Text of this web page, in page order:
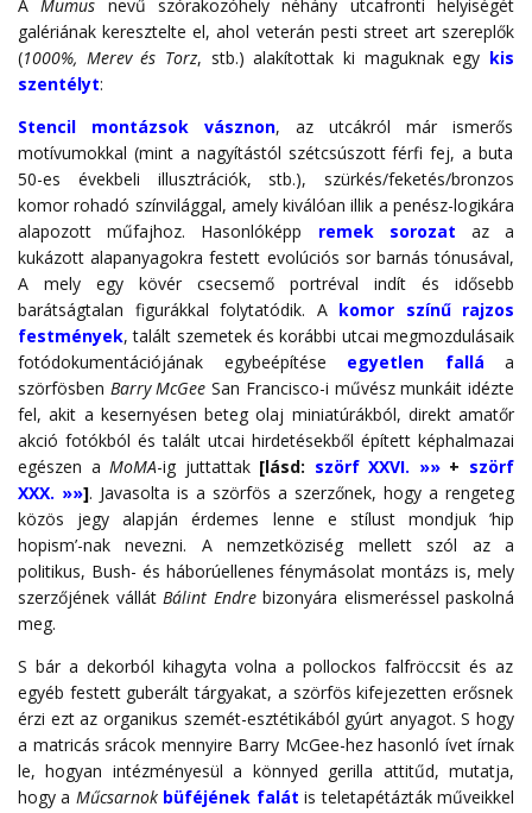
AMumus nevű szórakozóhely néhány utcafronti helyiségét
galériának keresztelte el, ahol veterán pesti street art szereplők
(1000%, Merev és Torz, stb.) alakítottak ki maguknak egy kis
szentélyt:
Stencil montázsok vásznon, az utcákról már ismerős
motívumokkal (mint a nagyítástól szétcsúszott férfi fej, a buta
50-es évekbeli illusztrációk, stb.), szürkés/feketés/bronzos
komor rohadó színvilággal, amely kiválóan illik a penész-logikára
alapozott műfajhoz. Hasonlóképp remek sorozat az a
kukázott alapanyagokra festett evolúciós sor barnás tónusával,
A mely egy kövér csecsemő portréval indít és idősebb
barátságtalan figurákkal folytatódik. A komor színű rajzos
festmények, talált szemetek és korábbi utcai megmozdulásaik
fotódokumentációjának egybeépítése egyetlen fallá a
szörfösben Barry McGee San Francisco-i művész munkáit idézte
fel, akit a kesernyésen beteg olaj miniatúrákból, direkt amatőr
akció fotókból és talált utcai hirdetésekből épített képhalmazai
egészen aMoMA-ig juttattak [lásd: szörf XXVI. »»+ szörf
XXX. »»]. Javasolta is a szörfös a szerzőnek, hogy a rengeteg
közös jegy alapján érdemes lenne e stílust mondjuk ’hip
hopism’-nak nevezni. A nemzetköziség mellett szól az a
politikus, Bush- és háborúellenes fénymásolat montázs is, mely
szerzőjének vállát Bálint Endrebizonyára elismeréssel paskolná
meg.
S bár a dekorból kihagyta volna a pollockos falfröccsit és az
egyéb festett guberált tárgyakat, a szörfös kifejezetten erősnek
érzi ezt az organikus szemét-esztétikából gyúrt anyagot. S hogy
a matricás srácok mennyire Barry McGee-hez hasonló ívet írnak
le, hogyan intézményesül a könnyed gerilla attitűd, mutatja,
hogy a Műcsarnok büféjének falát is teletapétázták műveikkel